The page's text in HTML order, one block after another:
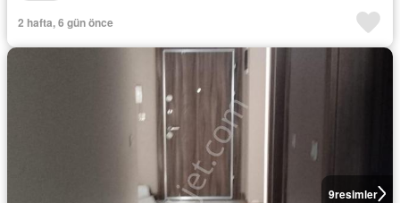
2 hafta, 6 gün önce
9resimler